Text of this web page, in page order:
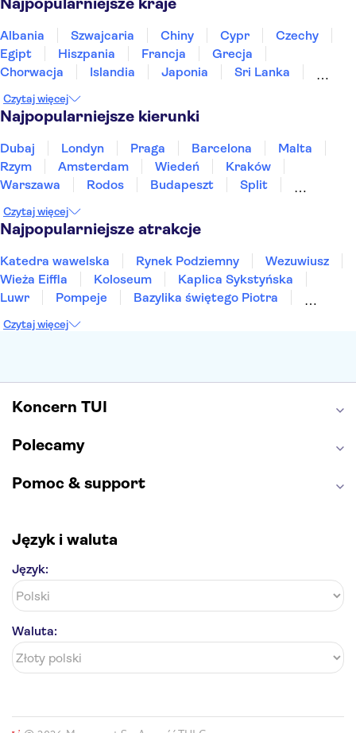
Albania Szwajcaria Chiny Cypr
Czechy
Egipt
Hiszpania Francja
Grecja
Chorwacja
Islandia Japonia
Sri Lanka
Tunezja
Turcja Wietnam
Czytaj więcej
Najpopularniejsze kierunki
Dubaj Londyn Praga Barcelona
Malta
Rzym
Amsterdam Wiedeń
Kraków
Warszawa
Rodos Budapeszt
Split
Sopot
Gdynia Zakopane
Czytaj więcej
Najpopularniejsze atrakcje
Katedra wawelska Rynek Podziemny
Wezuwiusz
Wieża Eiffla
Koloseum
Kaplica Sykstyńska
Luwr
Pompeje
Bazylika świętego Piotra
Etna
Wawel
Czytaj więcej
Koncern TUI
Polecamy
Pomoc & support
Język i waluta
Język:
Waluta: